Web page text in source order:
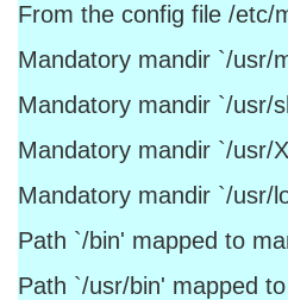
From the config file /etc/
Mandatory mandir `/usr/
Mandatory mandir `/usr/
Mandatory mandir `/usr/
Mandatory mandir `/usr/
Path `/bin' mapped to
Path `/usr/bin' mapped